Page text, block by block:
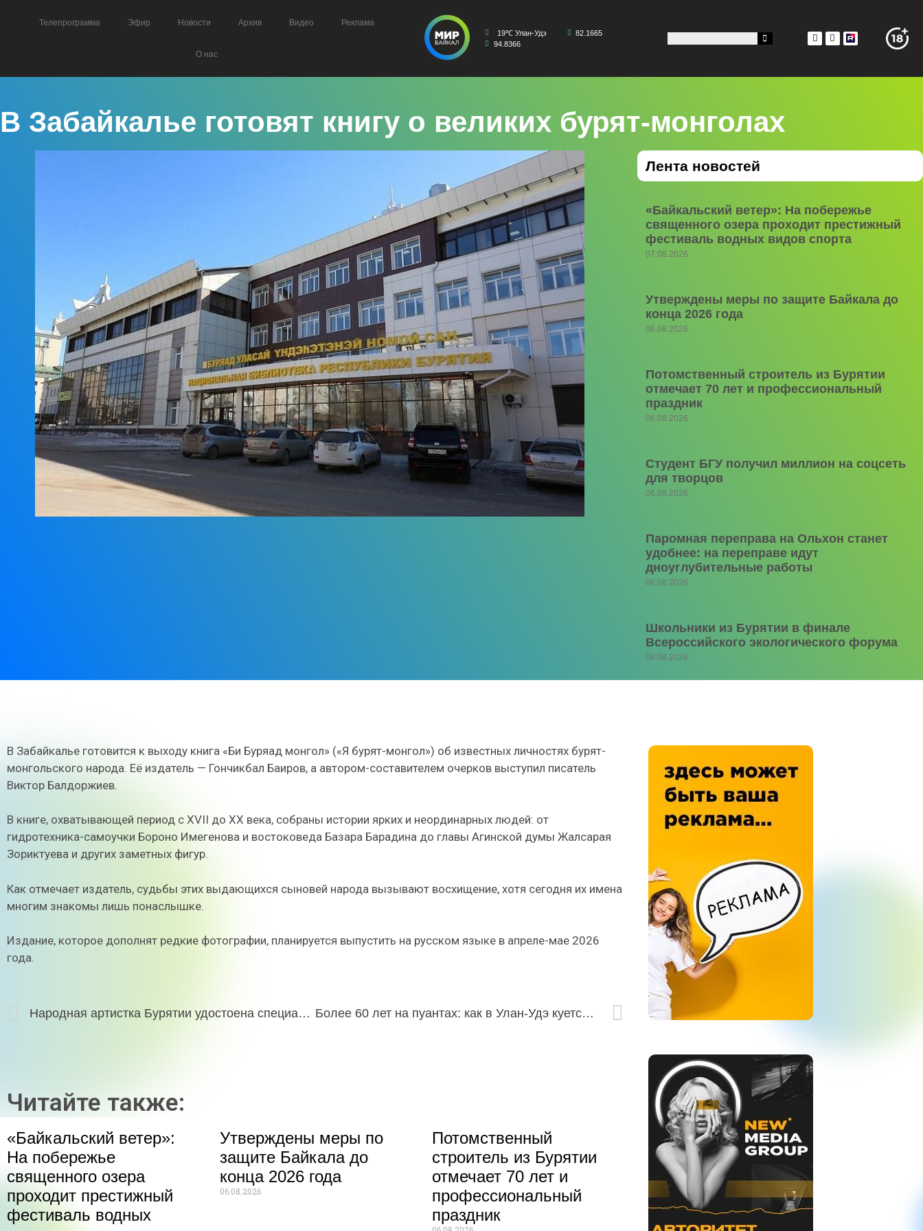
Телепрограмма Эфир Новости Архив Видео Реклама
О нас
19℃ Улан-Удэ
82.1665
94.8366
В Забайкалье готовят книгу о великих бурят-монголах
Лента новостей
«Байкальский ветер»: На побережье
священного озера проходит престижный
фестиваль водных видов спорта
07.08.2026
Утверждены меры по защите Байкала до
конца 2026 года
06.08.2026
Потомственный строитель из Бурятии
отмечает 70 лет и профессиональный
праздник
06.08.2026
Студент БГУ получил миллион на соцсеть
для творцов
06.08.2026
Паромная переправа на Ольхон станет
удобнее: на переправе идут
дноуглубительные работы
06.08.2026
Школьники из Бурятии в финале
Всероссийского экологического форума
06.08.2026
В Забайкалье готовится к выходу книга «Би Буряад монгол» («Я бурят-монгол») об известных личностях бурят-
монгольского народа. Её издатель — Гончикбал Баиров, а автором-составителем очерков выступил писатель
Виктор Балдоржиев.
В книге, охватывающей период с XVII до XX века, собраны истории ярких и неординарных людей: от
гидротехника-самоучки Бороно Имегенова и востоковеда Базара Барадина до главы Агинской думы Жалсарая
Зориктуева и других заметных фигур.
Как отмечает издатель, судьбы этих выдающихся сыновей народа вызывают восхищение, хотя сегодня их имена
многим знакомы лишь понаслышке.
Издание, которое дополнят редкие фотографии, планируется выпустить на русском языке в апреле-мае 2026
года.
Народная артистка Бурятии удостоена специальной премии «Золотой Маски» Более 60 лет на пуантах: как в Улан-Удэ куется мировая балетная слава
Читайте также:
«Байкальский ветер»:
На побережье
священного озера
проходит престижный
фестиваль водных
Утверждены меры по
защите Байкала до
конца 2026 года
06.08.2026
Потомственный
строитель из Бурятии
отмечает 70 лет и
профессиональный
праздник